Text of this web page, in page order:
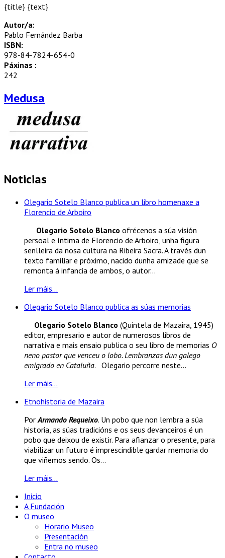
{title} {text}
Autor/a:
Pablo Fernández Barba
ISBN:
978-84-7824-654-0
Páxinas :
242
Medusa
Noticias
Olegario Sotelo Blanco publica un libro homenaxe a
Florencio de Arboiro
Olegario Sotelo Blanco ofrécenos a súa visión
persoal e íntima de Florencio de Arboiro, unha figura
senlleira da nosa cultura na Ribeira Sacra. A través dun
texto familiar e próximo, nacido dunha amizade que se
remonta á infancia de ambos, o autor...
Ler máis...
Olegario Sotelo Blanco publica as súas memorias
Olegario Sotelo Blanco (Quintela de Mazaira, 1945)
editor, empresario e autor de numerosos libros de
narrativa e mais ensaio publica o seu libro de memorias O
neno pastor que venceu o lobo. Lembranzas dun galego
emigrado en Cataluña. Olegario percorre neste...
Ler máis...
Etnohistoria de Mazaira
Por Armando Requeixo. Un pobo que non lembra a súa
historia, as súas tradicións e os seus devanceiros é un
pobo que deixou de existir. Para afianzar o presente, para
viabilizar un futuro é imprescindible gardar memoria do
que viñemos sendo. Os...
Ler máis...
Inicio
A Fundación
O museo
Horario Museo
Presentación
Entra no museo